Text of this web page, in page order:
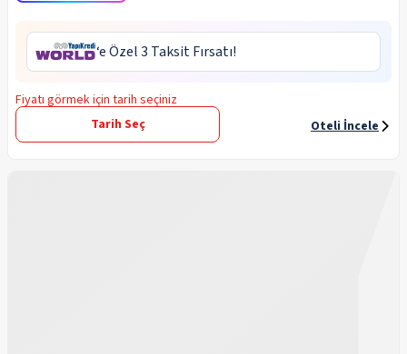
‘e Özel 3 Taksit Fırsatı!
Fiyatı görmek için tarih seçiniz
Tarih Seç
Oteli İncele